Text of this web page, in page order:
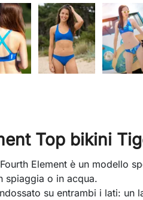
Top bikini
Element è un modello
spiaggia o in acqua.
su entrambi i lati: